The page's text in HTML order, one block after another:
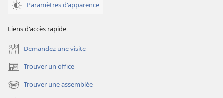
Paramètres d'apparence
Liens d'accès rapide
Demandez une visite
Trouver un office
(ouvre
une
nouvelle
Trouver une assemblée
(ouvre